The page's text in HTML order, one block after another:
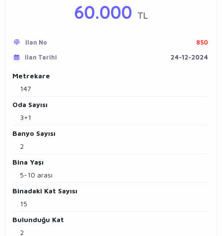
60.000 TL
İlan No
850
İlan Tarihi
24-12-2024
Metrekare
147
Oda Sayısı
3+1
Banyo Sayısı
2
Bina Yaşı
5-10 arası
Binadaki Kat Sayısı
15
Bulunduğu Kat
2